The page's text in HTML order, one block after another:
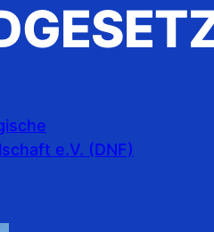
e.V. (DNF)